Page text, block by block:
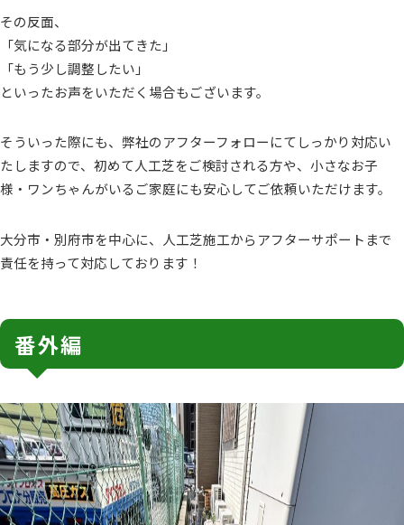
その反面、
「気になる部分が出てきた」
「もう少し調整したい」
といったお声をいただく場合もございます。
そういった際にも、弊社のアフターフォローにてしっかり対応い
たしますので、初めて人工芝をご検討される方や、小さなお子
様・ワンちゃんがいるご家庭にも安心してご依頼いただけます。
大分市・別府市を中心に、人工芝施工からアフターサポートまで
責任を持って対応しております！
番外編